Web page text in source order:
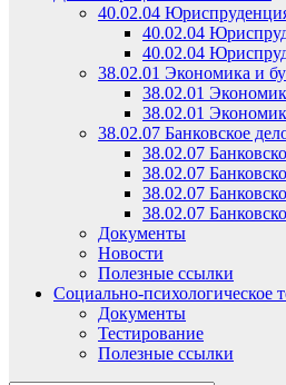
40.02.04
40.02.04
40.02.04
38.02.01 Экономика и
38.02.01
38.02.01
38.02.07 Банковское
38.02.07
38.02.07
38.02.07
38.02.07
Документы
Новости
Полезные ссылки
Социально-психологическое
Документы
Тестирование
Полезные ссылки